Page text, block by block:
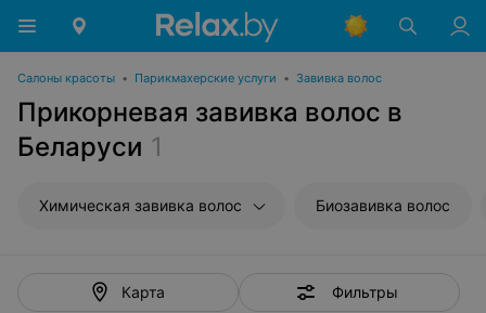
Салоны красоты • Парикмахерские услуги • Завивка волос
Прикорневая завивка волос в
Беларуси 1
Химическая завивка волос Биозавивка волос
Карта Фильтры